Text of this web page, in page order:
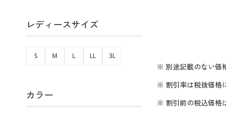
※ 別途記載のない価
※ 割引率は税抜価格
※ 割引前の税込価格
レディースサイズ
S M L LL 3L
カラー